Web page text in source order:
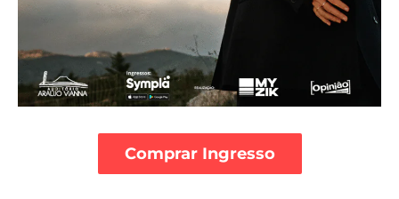
Comprar Ingresso